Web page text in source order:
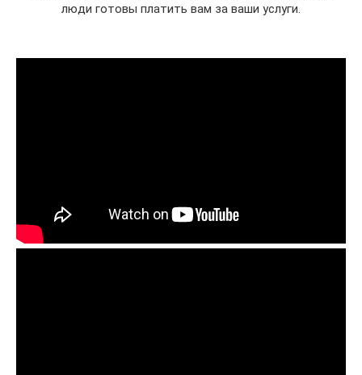
люди готовы платить вам за ваши услуги.